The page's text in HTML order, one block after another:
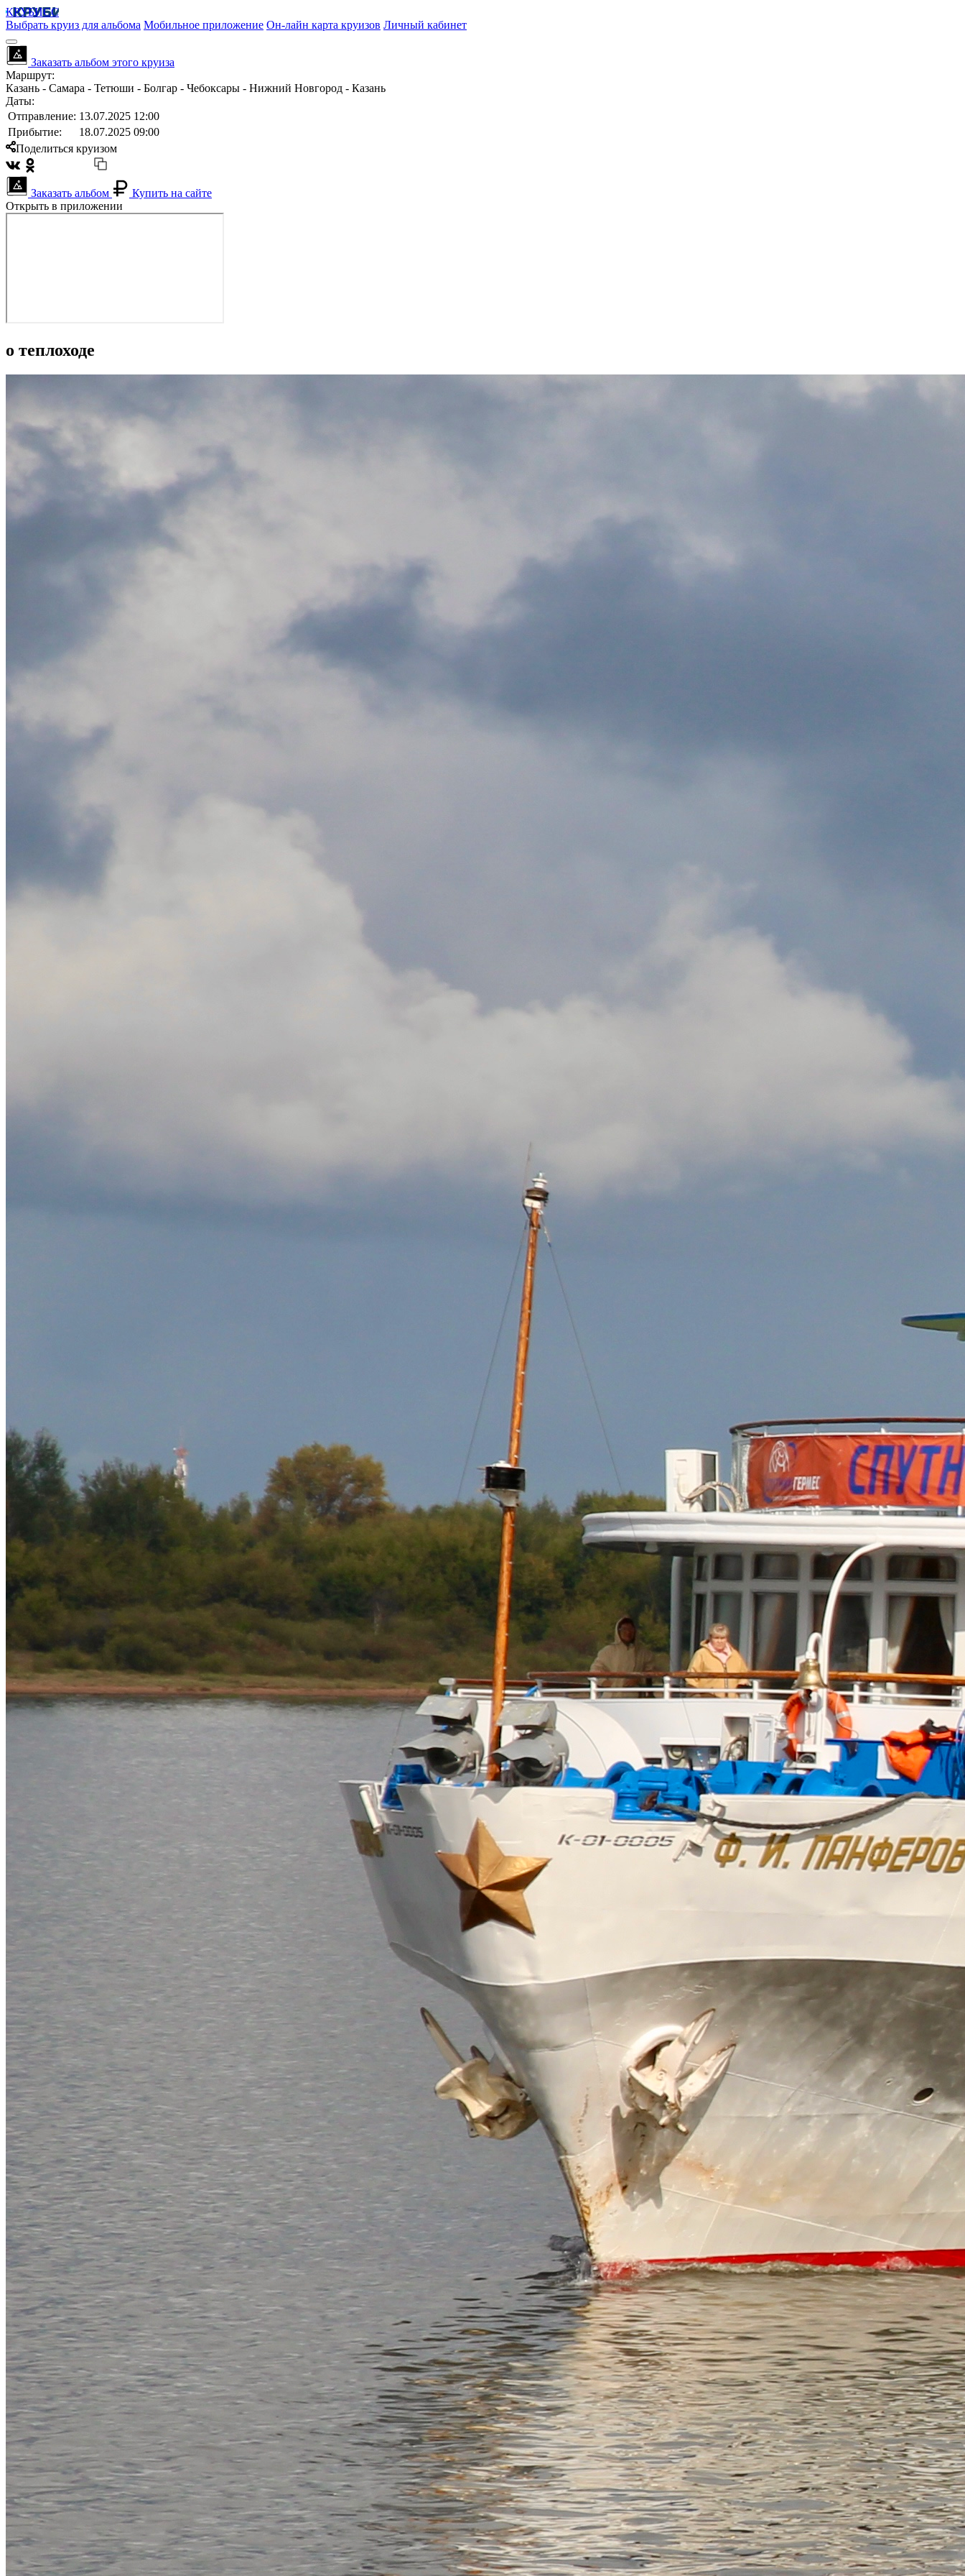
КРУБИСС
Выбрать круиз для альбома Мобильное приложение Он-лайн карта круизов Личный кабинет
Заказать альбом этого круиза
Маршрут:
Казань - Самара - Тетюши - Болгар - Чебоксары - Нижний Новгород - Казань
Даты:
Отправление: 13.07.2025 12:00
Прибытие:
18.07.2025 09:00
Поделиться круизом
Заказать альбом
Купить на сайте
Открыть в приложении
о теплоходе